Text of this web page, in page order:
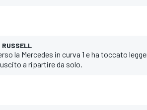
RUSSELL
la Mercedes in curva 1 e ha toccato
a ripartire da solo.